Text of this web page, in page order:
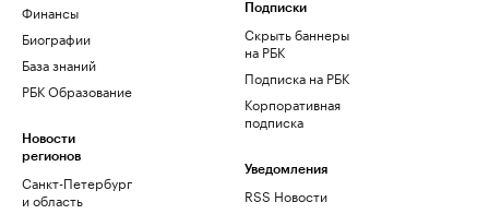
Финансы
Биографии
База знаний
РБК Образование
Новости
регионов
Санкт-Петербург
и область
Подписки
Скрыть баннеры
на РБК
Подписка на РБК
Корпоративная
подписка
Уведомления
RSS Новости